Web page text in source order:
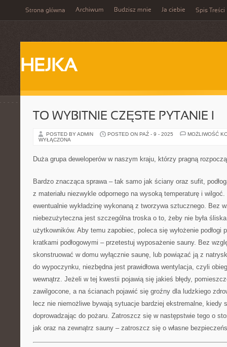
Strona główna Archiwum Budzisz mnie Ja ciebie Spis Treści
HEJKA
TO WYBITNIE CZĘSTE PYTANIE I
POSTED BY ADMIN POSTED ON PAŹ - 9 - 2025
MOŻLIWOŚĆ
WYŁĄCZONA
Duża grupa deweloperów w naszym kraju, którzy pragną
Bardzo znacząca sprawa – tak samo jak ściany oraz sufit,
z materiału niezwykle odpornego na wysoką temperaturę i
ewentualnie wykładzinę wykonaną z tworzywa sztucznego. Bez
niebezużyteczna jest szczególna troska o to, żeby nie była
użytkowników. Aby temu zapobiec, poleca się wyłożenie podłogi
kratkami podłogowymi – przetestuj wyposażenie sauny. Bez
skonstruować w domu wyłącznie saunę, lub powiązać ją z
do wypoczynku, niezbędna jest prawidłowa wentylacja, czyli
wewnątrz. Jeżeli w tej kwestii pojawią się jakieś błędy,
zawilgocone, a na ścianach pojawić się groźny dla ludzkiego
lecz nie niemożliwe bywają sytuacje bardziej ekstremalne, kiedy
doprowadzając do pożaru. Zatroszcz się w następstwie tego o
jak oraz na zewnątrz sauny – zatroszcz się o własne